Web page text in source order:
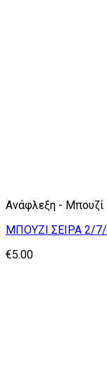
Ανάφλεξη - Μπουζί
ΜΠΟΥΖΙ ΣΕΙΡΑ 2/
€5.00